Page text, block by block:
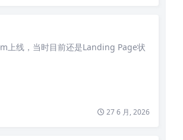
上线，当时目前还是Landing Page状
27 6 月, 2026